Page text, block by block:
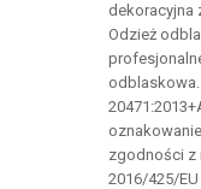
dekoracyjna
Odzież
odblaskowa.
zgodności z
2016/425/